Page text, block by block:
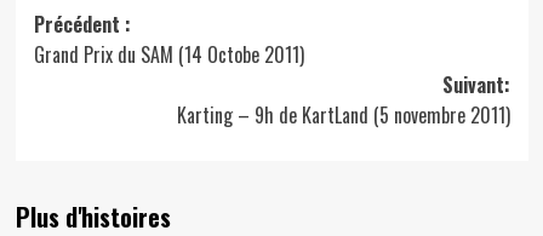
Navigation
d’article
Précédent :
Grand Prix du SAM (14 Octobe 2011)
Suivant:
Karting – 9h de KartLand (5 novembre 2011)
Plus d'histoires